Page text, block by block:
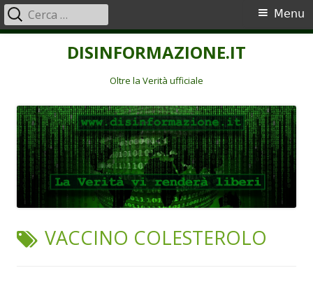
DISINFORMAZIONE.IT
Oltre la Verità ufficiale
Menu
principale
Menu
Ricerca
per:
TAG:
VACCINO COLESTEROLO